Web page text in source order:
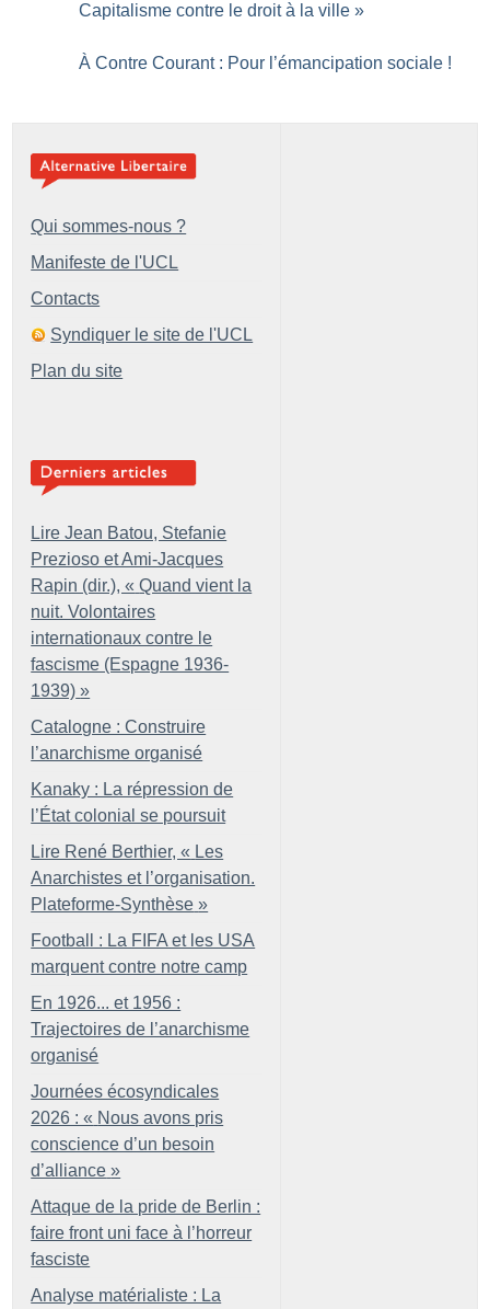
Capitalisme contre le droit à la ville »
À Contre Courant : Pour l’émancipation sociale !
Qui sommes-nous ?
Manifeste de l'UCL
Contacts
Syndiquer le site de l'UCL
Plan du site
Lire Jean Batou, Stefanie
Prezioso et Ami-Jacques
Rapin (dir.), « Quand vient la
nuit. Volontaires
internationaux contre le
fascisme (Espagne 1936-
1939) »
Catalogne : Construire
l’anarchisme organisé
Kanaky : La répression de
l’État colonial se poursuit
Lire René Berthier, « Les
Anarchistes et l’organisation.
Plateforme-Synthèse »
Football : La FIFA et les USA
marquent contre notre camp
En 1926... et 1956 :
Trajectoires de l’anarchisme
organisé
Journées écosyndicales
2026 : « Nous avons pris
conscience d’un besoin
d’alliance »
Attaque de la pride de Berlin :
faire front uni face à l’horreur
fasciste
Analyse matérialiste : La